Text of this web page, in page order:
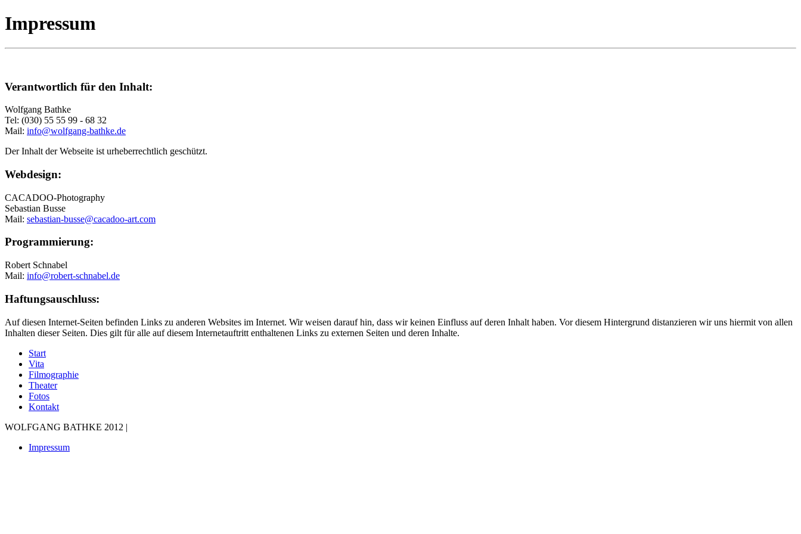
Impressum
Verantwortlich für den Inhalt:
Wolfgang Bathke
Tel: (030) 55 55 99 - 68 32
Mail: info@wolfgang-bathke.de
Der Inhalt der Webseite ist urheberrechtlich geschützt.
Webdesign:
CACADOO-Photography
Sebastian Busse
Mail: sebastian-busse@cacadoo-art.com
Programmierung:
Robert Schnabel
Mail: info@robert-schnabel.de
Haftungsauschluss:
Auf diesen Internet-Seiten befinden Links zu anderen Websites im Internet. Wir weisen darauf hin, dass wir keinen Einfluss auf deren Inhalt haben. Vor diesem Hintergrund distanzieren wir uns hiermit von allen
Inhalten dieser Seiten. Dies gilt für alle auf diesem Internetauftritt enthaltenen Links zu externen Seiten und deren Inhalte.
Start
Vita
Filmographie
Theater
Fotos
Kontakt
WOLFGANG BATHKE 2012 |
Impressum